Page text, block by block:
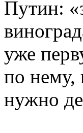
Путин:
уже
по нему,
нужно